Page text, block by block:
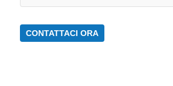
CONTATTACI ORA